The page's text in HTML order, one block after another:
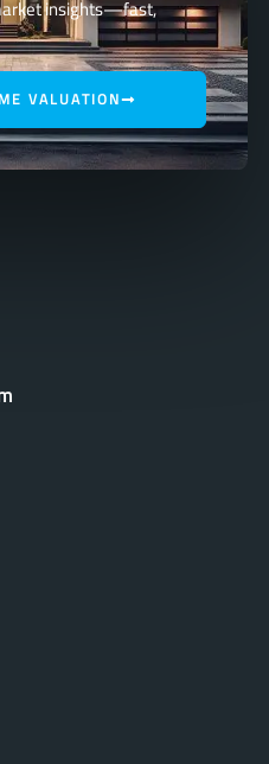
insights—fast,
VALUATION